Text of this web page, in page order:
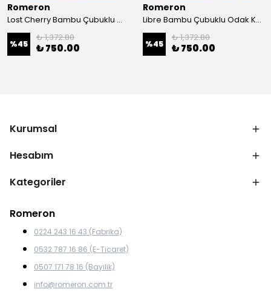
Romeron
Lost Cherry Bambu Çubuklu Odak Kokusu + Oda Spreyi
%45
₺ 1,372.80
₺ 750.00
Romeron
Libre Bambu Çubuklu Odak Kokusu + Oda Spreyi
%45
₺ 1,372.80
₺ 750.00
Kurumsal
Hesabım
Kategoriler
Romeron
0224 243 16 43 (Fabrika)
0532 787 16 86 (E-Ticaret)
0507 171 78 16 (Bayilik)
info@romeron.com.tr